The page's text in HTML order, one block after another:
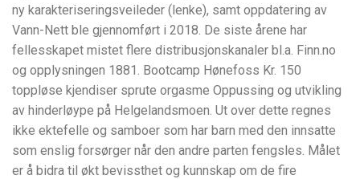
ny karakteriseringsveileder (lenke), samt oppdatering av
Vann-Nett ble gjennomført i 2018. De siste årene har
fellesskapet mistet flere distribusjonskanaler bl.a. Finn.no
og opplysningen 1881. Bootcamp Hønefoss Kr. 150
toppløse kjendiser sprute orgasme Oppussing og utvikling
av hinderløype på Helgelandsmoen. Ut over dette regnes
ikke ektefelle og samboer som har barn med den innsatte
som enslig forsørger når den andre parten fengsles. Målet
er å bidra til økt bevissthet og kunnskap om de fire